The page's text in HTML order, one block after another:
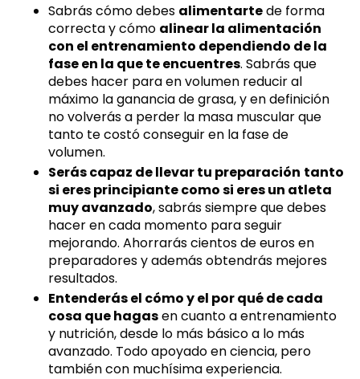
Sabrás cómo debes alimentartede forma
correcta y cómo alinear la alimentación
con el entrenamiento dependiendo de la
fase en la que te encuentres. Sabrás que
debes hacer para en volumen reducir al
máximo la ganancia de grasa, y en definición
no volverás a perder la masa muscular que
tanto te costó conseguir en la fase de
volumen.
Serás capaz de llevar tu preparación tanto
si eres principiante como si eres un atleta
muy avanzado, sabrás siempre que debes
hacer en cada momento para seguir
mejorando. Ahorrarás cientos de euros en
preparadores y además obtendrás mejores
resultados.
Entenderás el cómo y el por qué de cada
cosa que hagasen cuanto a entrenamiento
y nutrición, desde lo más básico a lo más
avanzado. Todo apoyado en ciencia, pero
también con muchísima experiencia.